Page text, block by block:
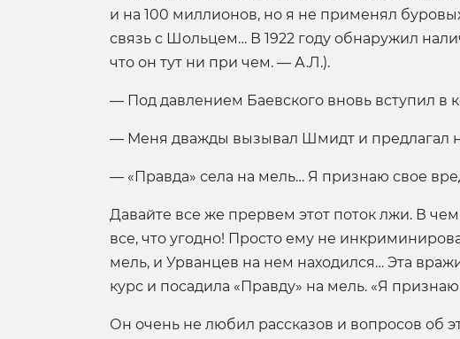
и на 100 миллионов, но я не применял
связь с Шольцем… В 1922 году обнаружил
что он тут ни при чем. — А.Л.).
— Под давлением Баевского вновь вступил
— Меня дважды вызывал Шмидт и предлагал
— «Правда» села на мель… Я признаю свое
Давайте все же прервем этот поток лжи. В
все, что угодно! Просто ему не
мель, и Урванцев на нем находился… Эта
курс и посадила «Правду» на мель. «Я
Он очень не любил рассказов и вопросов об